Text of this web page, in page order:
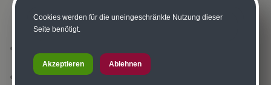
Nähe
Mauthen)
Erlebnisschwimmbad Oberdrauburg
Cookies werden für die uneingeschränkte Nutzung dieser
Seite benötigt.
Akzeptieren Ablehnen